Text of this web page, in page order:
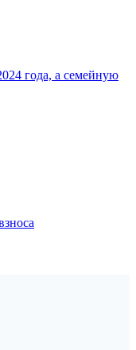
года, а семейную